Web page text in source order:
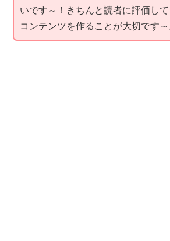
いです～！きちんと読者に評価し
コンテンツを作ることが大切です～